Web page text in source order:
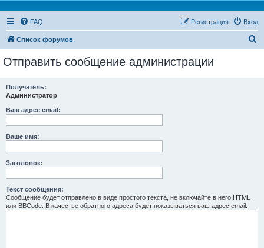
FAQ Вход
Регистрация
Список форумов
Отправить сообщение администрации
Получатель:
Администратор
Ваш адрес email:
Ваше имя:
Заголовок:
Текст сообщения:
Сообщение будет отправлено в виде простого текста, не включайте в него HTML
или BBCode. В качестве обратного адреса будет показываться ваш адрес email.